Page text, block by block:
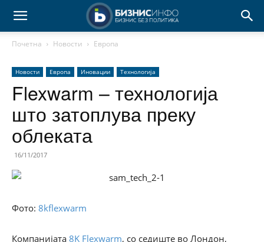
Почетна Новости Европа
Новости Европа Иновации Технологија
Flexwarm – технологија
што затоплува преку
облеката
16/11/2017
Фото: 8kflexwarm
Компанијата 8K Flexwarm, со седиште во Лондон,